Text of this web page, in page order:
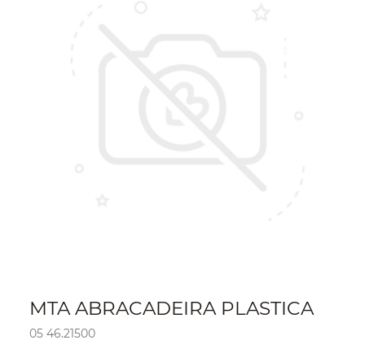
MTA ABRACADEIRA PLASTICA
05 46.21500